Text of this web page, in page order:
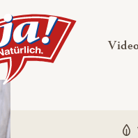
ausklappen